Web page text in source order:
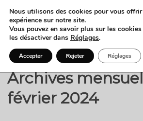
Archives
février 2024
Nous utilisons des cookies pour vous
expérience sur notre site.
Vous pouvez en savoir plus sur les
les désactiver dans Réglages.
Accepter Rejeter Réglages